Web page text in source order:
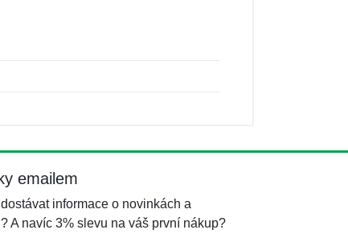
emailem
informace o novinkách a
A navíc 3% slevu na váš první nákup?